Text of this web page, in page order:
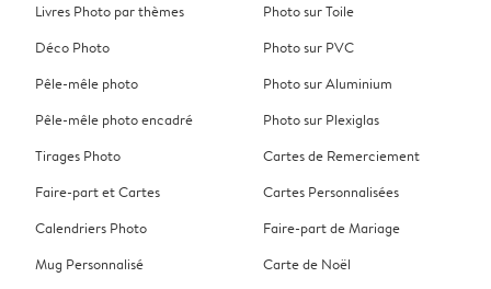
Livres Photo par thèmes
Déco Photo
Pêle-mêle photo
Pêle-mêle photo encadré
Tirages Photo
Faire-part et Cartes
Calendriers Photo
Mug Personnalisé
Photo sur Toile
Photo sur PVC
Photo sur Aluminium
Photo sur Plexiglas
Cartes de Remerciement
Cartes Personnalisées
Faire-part de Mariage
Carte de Noël